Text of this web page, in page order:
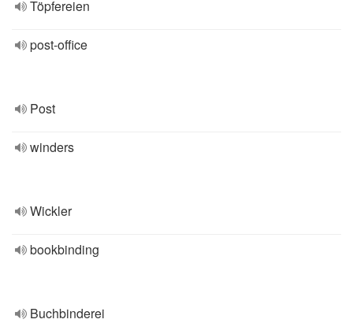
Töpfereien
post-office
Post
winders
Wickler
bookbinding
Buchbinderei